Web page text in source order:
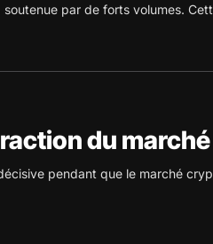
par de forts volumes.
du
pendant que le marché